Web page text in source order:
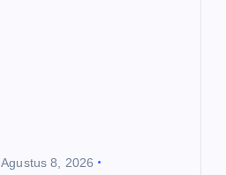
Agustus 8, 2026